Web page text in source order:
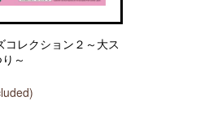
コレクション２～大ス
～